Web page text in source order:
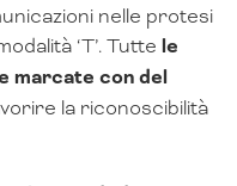
nelle protesi
‘T’. Tutte le
marcate con del
la riconoscibilità